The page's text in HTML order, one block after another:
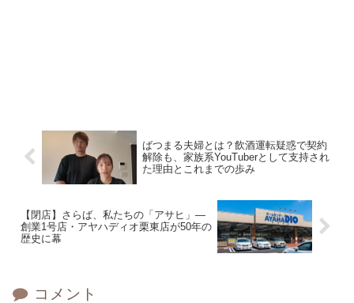
ばつまる夫婦とは？飲酒運転疑惑で契約
解除も、家族系YouTuberとして支持され
た理由とこれまでの歩み
【閉店】さらば、私たちの「アサヒ」—
創業1号店・アヤハディオ栗東店が50年の
歴史に幕
コメント